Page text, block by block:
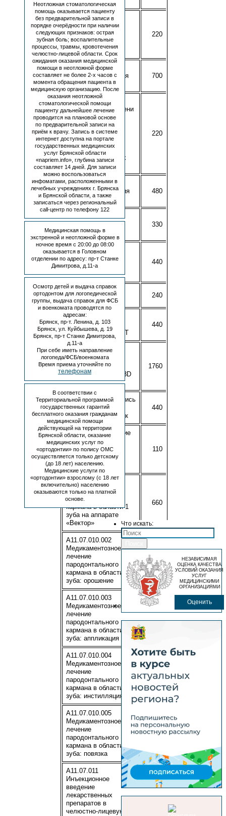
A06.07.003.001
Интерпретация
(анализ)
рентгеновских
снимков
220
A06.07.004
Ортопантомография
(ОПГ)
700
A06.07.004.001
Определение степени
формирования
коронок и корней
постоянных зубов,
измерение углов
наклона их осей,
анализ полученных
данных
220
A06.07.006
Телерентгенография
челюстей (ТРГ)
480
(анализ) ТРГ
330
A06.07.007
Внутриротовая
рентгенография в
прикус (дно)
440
A06.07.012
Радиовизиография
240
A06.07.013.001
Интерпретация
(анализ) снимков КТ
440
A06.07.013.001
Компьютерная
томография на
аппарате CS 9000 3D
1 сегмент
1760
A06.07.013.002 Запись
компьютерной
томографии на диск
440
A11.07.010 Введение
лекарственных
препаратов в
пародонтальный
карман
110
A11.07.010.001
Обработка
пародонтального
кармана в области 1
зуба на аппарате
«Вектор»
660
A11.07.010.002
Медикаментозное
лечение
пародонтального
кармана в области 1
зуба: орошение
110
A11.07.010.003
Медикаментозное
лечение
пародонтального
кармана в области 1
зуба: аппликация
A11.07.010.004
Медикаментозное
лечение
пародонтального
кармана в области 1
зуба: инстилляция
110
A11.07.010.005
Медикаментозное
лечение
пародонтального
кармана в области 1
зуба: повязка
110
A11.07.011
Инъекционное
введение
лекарственных
препаратов в
челюстно-лицевую
220
Неотложная стоматологическая
помощь оказывается пациенту
без предварительной записи в
порядке очерёдности при наличии
следующих признаков: острая
зубная боль; воспалительные
процессы, травмы, кровотечения
челюстно-лицевой области. Срок
ожидания оказания медицинской
помощи в неотложной форме
составляет не более 2-х часов с
момента обращения пациента в
медицинскую организацию. После
оказания неотложной
стоматологической помощи
пациенту дальнейшее лечение
проводится на плановой основе
по предварительной записи на
приём к врачу. Запись в системе
интернет доступна на портале
государственных медицинских
услуг Брянской области
«napriem.info», глубина записи
составляет 14 дней. Для записи
можно воспользоваться
инфоматами, расположенными в
лечебных учреждениях г. Брянска
и Брянской области, а также
записаться через региональный
call-центр по телефону 122
Медицинская помощь в
экстренной и неотложной форме в
ночное время с 20:00 до 08:00
оказывается в Головном
отделении по адресу: пр-т Станке
Димитрова, д.11-а
Осмотр детей и выдача справок
ортодонтом для логопедической
группы, выдача справок для ФСБ
и военкомата проводятся по
адресам:
Брянск, пр-т. Ленина, д. 103
Брянск, ул. Куйбышева, д. 19
Брянск, пр-т Станке Димитрова,
д.11-а
При себе иметь направление
логопеда/ФСБ/военкомата
Время приема уточняйте по
телефонам
В соответствии с
Территориальной программой
государственных гарантий
бесплатного оказания гражданам
медицинской помощи
действующей на территории
Брянской области, оказание
медицинских услуг по
«ортодонтии» по полису ОМС
осуществляется только детскому
(до 18 лет) населению.
Медицинские услуги по
«ортодонтии» взрослому (с 18 лет
включительно) населению
оказываются только на платной
основе.
Что искать:
НЕЗАВИСИМАЯ
ОЦЕНКА КАЧЕСТВА
УСЛОВИЙ ОКАЗАНИЯ
УСЛУГ
МЕДИЦИНСКИМИ
ОРГАНИЗАЦИЯМИ
Оценить